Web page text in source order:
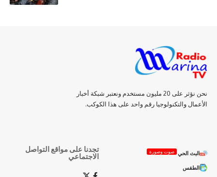
نحن نؤثر على 20 مليون مستخدم ونعتبر شبكة أخبار
الأعمال والتكنولوجيا رقم واحد على هذا الكوكب.
البث الحي صوت وصورة
الطقس
تجدنا على مواقع التواصل
الاجتماعي